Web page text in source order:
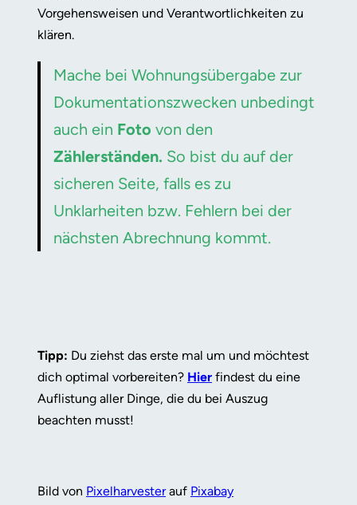
Vorgehensweisen und Verantwortlichkeiten zu
klären.
Mache bei Wohnungsübergabe zur
Dokumentationszwecken unbedingt
auch ein Foto von den
Zählerständen. So bist du auf der
sicheren Seite, falls es zu
Unklarheiten bzw. Fehlern bei der
nächsten Abrechnung kommt.
Tipp: Du ziehst das erste mal um und möchtest
dich optimal vorbereiten? Hier findest du eine
Auflistung aller Dinge, die du bei Auszug
beachten musst!
Bild von Pixelharvesterauf Pixabay